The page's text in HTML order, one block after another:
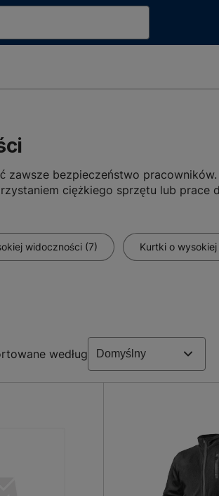
bezpieczeństwo
ciężkiego sprzętu lub prace
się w oczy kolorach. Do wyboru
naszyte na materiały elementy
domu ze szkoły po zmroku, warto,
miejsca, więc można ją zawsze
widoczności (7) Kurtki o
według